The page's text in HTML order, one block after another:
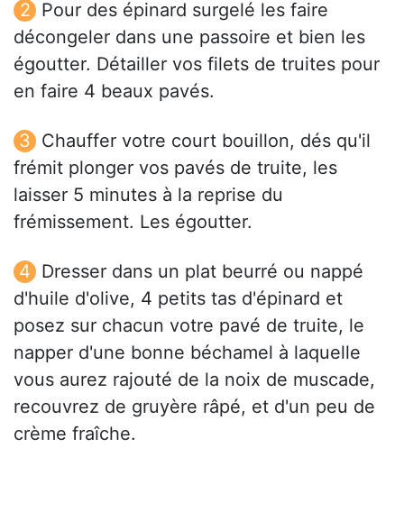
Pour des épinard surgelé les faire
décongeler dans une passoire et bien les
égoutter. Détailler vos filets de truites pour
en faire 4 beaux pavés.
Chauffer votre court bouillon, dés qu'il
frémit plonger vos pavés de truite, les
laisser 5 minutes à la reprise du
frémissement. Les égoutter.
Dresser dans un plat beurré ou nappé
d'huile d'olive, 4 petits tas d'épinard et
posez sur chacun votre pavé de truite, le
napper d'une bonne béchamel à laquelle
vous aurez rajouté de la noix de muscade,
recouvrez de gruyère râpé, et d'un peu de
crème fraîche.